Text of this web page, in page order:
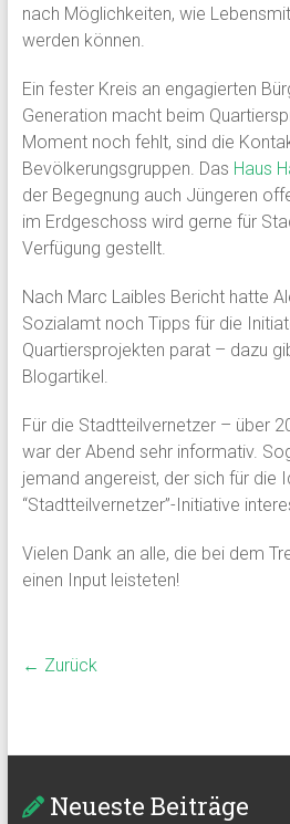
nach Möglichkeiten, wie
werden können.
Ein fester Kreis an engagierten
Generation macht beim
Moment noch fehlt, sind die
Bevölkerungsgruppen. Das Haus
der Begegnung auch Jüngeren
im Erdgeschoss wird gerne für
Verfügung gestellt.
Nach Marc Laibles Bericht hatte
Sozialamt noch Tipps für die
Quartiersprojekten parat – dazu
Blogartikel.
Für die Stadtteilvernetzer – über
war der Abend sehr informativ.
jemand angereist, der sich für die
“Stadtteilvernetzer”-Initiative
Vielen Dank an alle, die bei dem
einen Input leisteten!
← Zurück
Neueste Beiträge